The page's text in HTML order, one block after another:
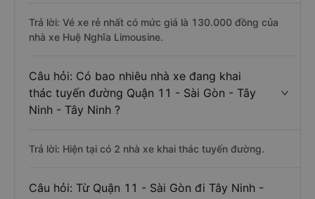
Trả lời: Vé xe rẻ nhất có mức giá là 130.000 đồng của
nhà xe Huệ Nghĩa Limousine.
Câu hỏi: Có bao nhiêu nhà xe đang khai
thác tuyến đường Quận 11 - Sài Gòn - Tây
Ninh - Tây Ninh ?
Trả lời: Hiện tại có 2 nhà xe khai thác tuyến đường.
Câu hỏi: Từ Quận 11 - Sài Gòn đi Tây Ninh -